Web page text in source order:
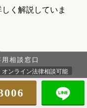
く解説していま
るためのポイン
相談窓口
オンライン法律相談可能